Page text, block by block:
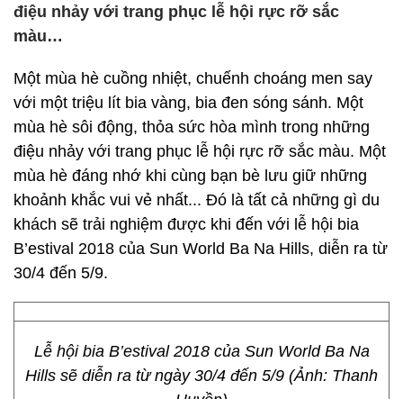
điệu nhảy với trang phục lễ hội rực rỡ sắc
màu…
Một mùa hè cuồng nhiệt, chuếnh choáng men say
với một triệu lít bia vàng, bia đen sóng sánh. Một
mùa hè sôi động, thỏa sức hòa mình trong những
điệu nhảy với trang phục lễ hội rực rỡ sắc màu. Một
mùa hè đáng nhớ khi cùng bạn bè lưu giữ những
khoảnh khắc vui vẻ nhất... Đó là tất cả những gì du
khách sẽ trải nghiệm được khi đến với lễ hội bia
B’estival 2018 của Sun World Ba Na Hills, diễn ra từ
30/4 đến 5/9.
Lễ hội bia B’estival 2018 của Sun World Ba Na
Hills sẽ diễn ra từ ngày 30/4 đến 5/9 (Ảnh: Thanh